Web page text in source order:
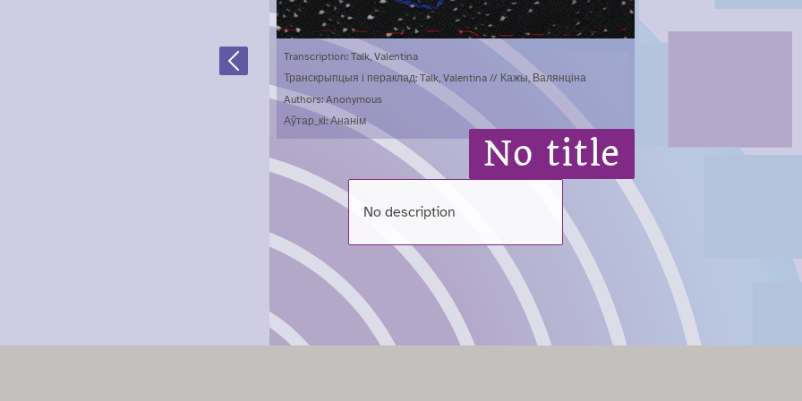
Previous
Transcription: Talk, Valentina
Транскрыпцыя і пераклад: Talk, Valentina // Кажы, Валянціна
Authors: Anonymous
Аўтар_кі: Ананім
No title
No description